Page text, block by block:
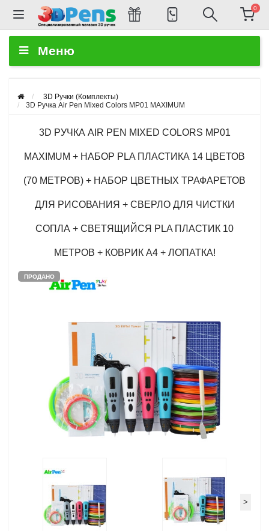
0
Меню
3D Ручки (Комплекты)
3D Ручка Air Pen Mixed Colors MP01 MAXIMUM
3D РУЧКА AIR PEN MIXED COLORS MP01
MAXIMUM + НАБОР PLA ПЛАСТИКА 14 ЦВЕТОВ
(70 МЕТРОВ) + НАБОР ЦВЕТНЫХ ТРАФАРЕТОВ
ДЛЯ РИСОВАНИЯ + СВЕРЛО ДЛЯ ЧИСТКИ
СОПЛА + CВЕТЯЩИЙСЯ PLA ПЛАСТИК 10
МЕТРОВ + КОВРИК А4 + ЛОПАТКА!
ПРОДАНО
>